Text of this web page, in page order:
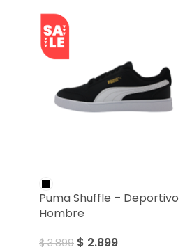
Puma Shuffle – Deportivo
Hombre
$3.899 $ 2.899